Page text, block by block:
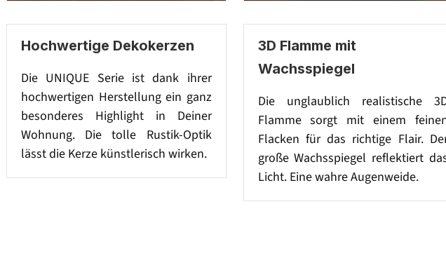
Hochwertige Dekokerzen
Die UNIQUE Serie ist dank ihrer
hochwertigen Herstellung ein ganz
besonderes Highlight in Deiner
Wohnung. Die tolle Rustik-Optik
lässt die Kerze künstlerisch wirken.
3D Flamme mit
Wachsspiegel
Die unglaublich realistische
Flamme sorgt mit einem
Flacken für das richtige Flair.
große Wachsspiegel reflektiert
Licht. Eine wahre Augenweide.